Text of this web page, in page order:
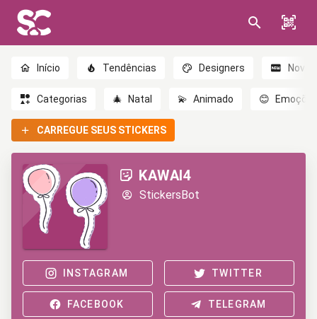
Início Tendências Designers Novo
Categorias 🎄 Natal 💫 Animado 😊
CARREGUE SEUS STICKERS
KAWAI4
StickersBot
INSTAGRAM TWITTER
FACEBOOK TELEGRAM